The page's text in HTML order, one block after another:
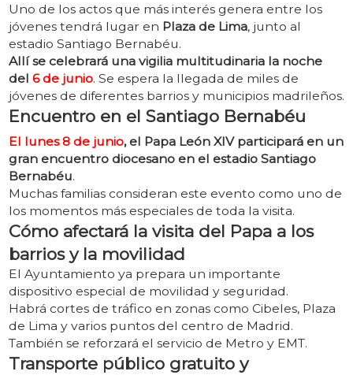
Uno de los actos que más interés genera entre los
jóvenes tendrá lugar en Plaza de Lima, junto al
estadio Santiago Bernabéu.
Allí se celebrará una vigilia multitudinaria la noche
del 6 de junio. Se espera la llegada de miles de
jóvenes de diferentes barrios y municipios madrileños.
Encuentro en el Santiago Bernabéu
El lunes 8 de junio, el Papa León XIV participará en un
gran encuentro diocesano en el estadio Santiago
Bernabéu.
Muchas familias consideran este evento como uno de
los momentos más especiales de toda la visita.
Cómo afectará la visita del Papa a los
barrios y la movilidad
El Ayuntamiento ya prepara un importante
dispositivo especial de movilidad y seguridad.
Habrá cortes de tráfico en zonas como Cibeles, Plaza
de Lima y varios puntos del centro de Madrid.
También se reforzará el servicio de Metro y EMT.
Transporte público gratuito y